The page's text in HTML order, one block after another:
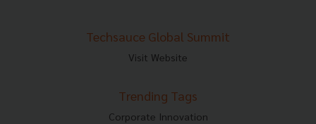
Techsauce Global Summit
Visit Website
Trending Tags
Corporate Innovation